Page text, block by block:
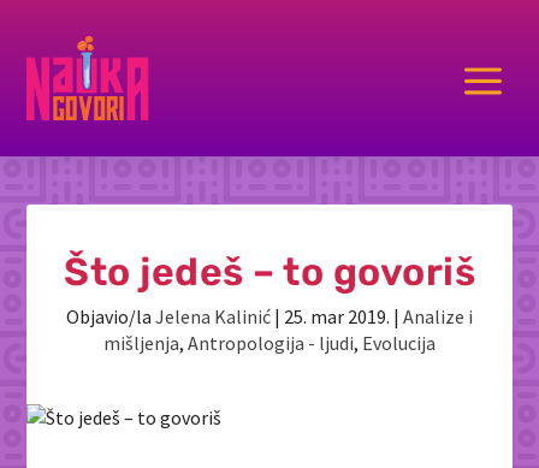
a
Što jedeš – to govoriš
Objavio/la Jelena Kalinić | 25. mar 2019. | Analize i
mišljenja, Antropologija - ljudi, Evolucija